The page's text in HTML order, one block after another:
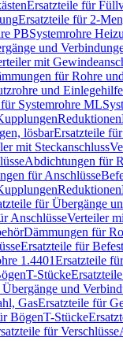
Ersatzteile für
Ersatzteile für 2-
PBSystemrohre
und
mit
für Rohre
und
Systemrohre ML
Reduktionen
lösbarErsatzteile
mit Steckanschluss
Abdichtungen für
für Anschlüsse
Reduktionen
für Übergänge
AnschlüsseVerteiler
Dämmungen für
Ersatzteile für
1.4401Ersatzteile
T-Stücke
und
GasErsatzteile für
BögenT-Stücke
für Verschlüsse